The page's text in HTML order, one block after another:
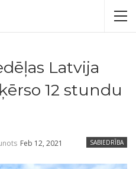
Latvija
12 stundu
SABIEDRĪBA
Feb 12, 2021